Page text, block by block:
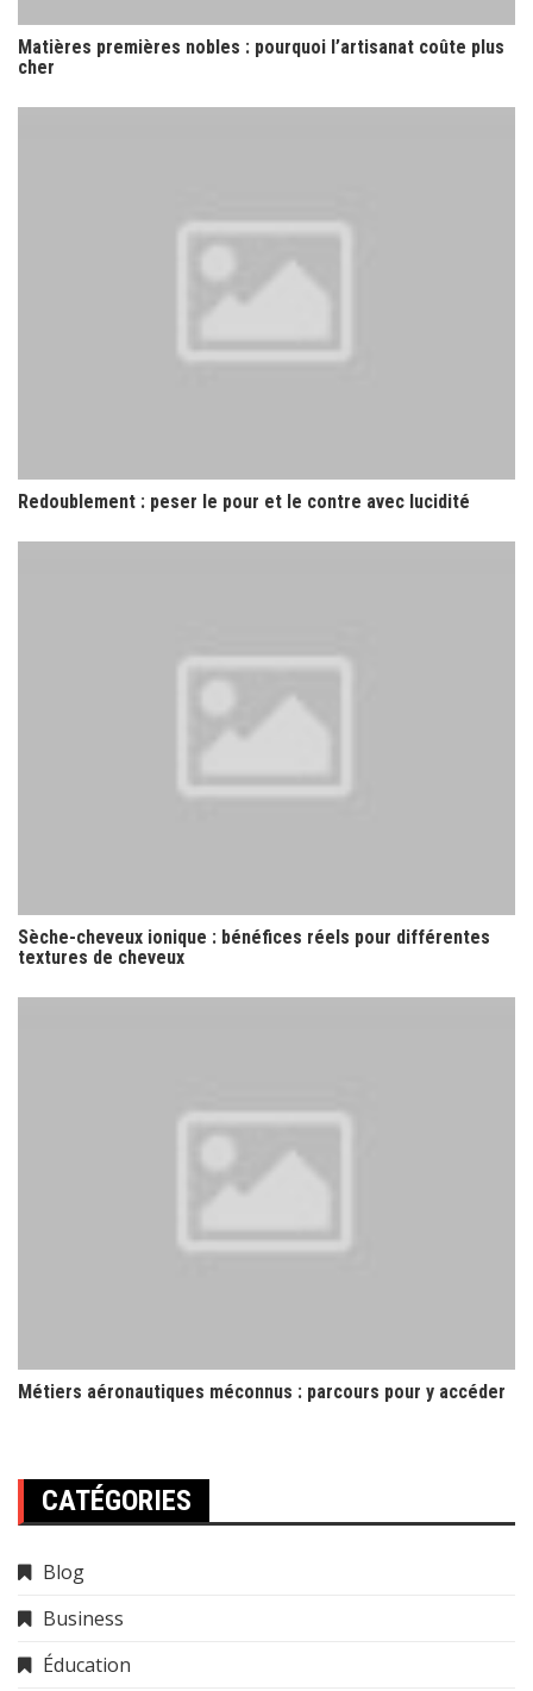
Matières premières nobles : pourquoi l’artisanat coûte plus
cher
Redoublement : peser le pour et le contre avec lucidité
Sèche-cheveux ionique : bénéfices réels pour différentes
textures de cheveux
Métiers aéronautiques méconnus : parcours pour y accéder
CATÉGORIES
Blog
Business
Éducation